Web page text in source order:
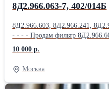
8Д2.966.063-7, 402/014Б
8Д2.966.603, 8Д2.966.241,
- - - - Продам фильтр 8Д2.966.603; фильтр 8Д2.966.241; фильтр
8Д2.966.085; фильтр 8Д2.966.063-7; фильтр 402/014Б; фильтр
8Д2.966.457; Продам фильтр 8Д2.966.458; фильтр 8Д2.966.511-
15; фильтр 8Д2.966.041-1; фильтр 8Д2.966.041-2; фильтр
8Д2.966.041-8; Продам Фильтропакет 8Д2.966.034-2
Фильтропакет 8Д2.966.034-4; Фильтропакет 8Д2.966.034-6;
10 000 р.
Москва